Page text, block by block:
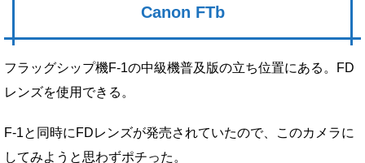
Canon FTb
フラッグシップ機F-1の中級機普及版の立ち位置にある。FD
レンズを使用できる。
F-1と同時にFDレンズが発売されていたので、このカメラに
してみようと思わずポチった。